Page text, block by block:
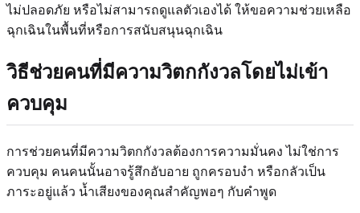
ไม่ปลอดภัย หรือไม่สามารถดูแลตัวเองได้ ให้ขอความช่วยเหลือ
ฉุกเฉินในพื้นที่หรือการสนับสนุนฉุกเฉิน
วิธีช่วยคนที่มีความวิตกกังวลโดยไม่เข้า
ควบคุม
การช่วยคนที่มีความวิตกกังวลต้องการความมั่นคง ไม่ใช่การ
ควบคุม คนคนนั้นอาจรู้สึกอับอาย ถูกครอบงำ หรือกลัวเป็น
ภาระอยู่แล้ว น้ำเสียงของคุณสำคัญพอๆ กับคำพูด